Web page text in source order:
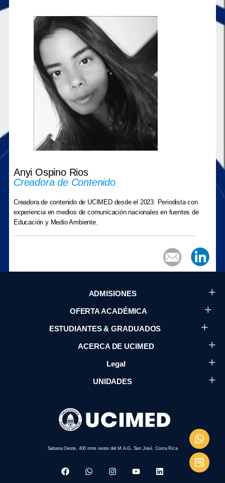
Anyi Ospino Rios
Creadora de Contenido
Creadora de contenido de UCIMED desde el 2023. Periodista con
experiencia en medios de comunicación nacionales en fuentes de
Educación y Medio Ambiente.
ADMISIONES
OFERTA ACADÉMICA
ESTUDIANTES & GRADUADOS
ACERCA DE UCIMED
Legal
UNIDADES
Sabana Oeste, 400 mtrs oeste del M.A.G, San José, Costa Rica